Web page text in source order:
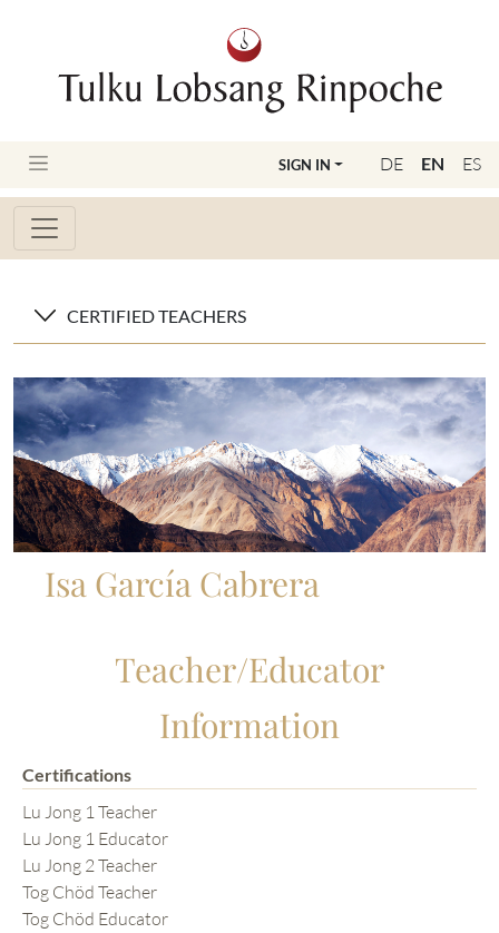
DE EN ES
SIGN IN
CERTIFIED TEACHERS
Isa García Cabrera
Teacher/Educator
Information
Certifications
Lu Jong 1 Teacher
Lu Jong 1 Educator
Lu Jong 2 Teacher
Tog Chöd Teacher
Tog Chöd Educator